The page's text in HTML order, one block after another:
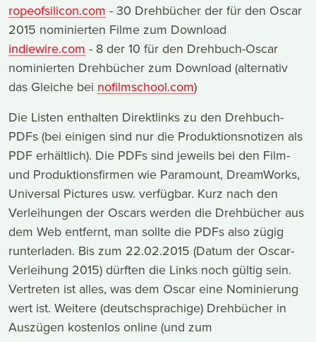
ropeofsilicon.com - 30 Drehbücher der für den Oscar
2015 nominierten Filme zum Download
indiewire.com - 8 der 10 für den Drehbuch-Oscar
nominierten Drehbücher zum Download (alternativ
das Gleiche bei nofilmschool.com)
Die Listen enthalten Direktlinks zu den Drehbuch-
PDFs (bei einigen sind nur die Produktionsnotizen als
PDF erhältlich). Die PDFs sind jeweils bei den Film-
und Produktionsfirmen wie Paramount, DreamWorks,
Universal Pictures usw. verfügbar. Kurz nach den
Verleihungen der Oscars werden die Drehbücher aus
dem Web entfernt, man sollte die PDFs also zügig
runterladen. Bis zum 22.02.2015 (Datum der Oscar-
Verleihung 2015) dürften die Links noch gültig sein.
Vertreten ist alles, was dem Oscar eine Nominierung
wert ist. Weitere (deutschsprachige) Drehbücher in
Auszügen kostenlos online (und zum